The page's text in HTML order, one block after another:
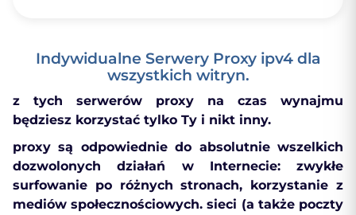
Indywidualne Serwery Proxy ipv4 dla
wszystkich witryn.
z tych serwerów proxy na czas wynajmu
będziesz korzystać tylko Ty i nikt inny.
proxy są odpowiednie do absolutnie wszelkich
dozwolonych działań w Internecie: zwykłe
surfowanie po różnych stronach, korzystanie z
mediów społecznościowych. sieci (a także poczty